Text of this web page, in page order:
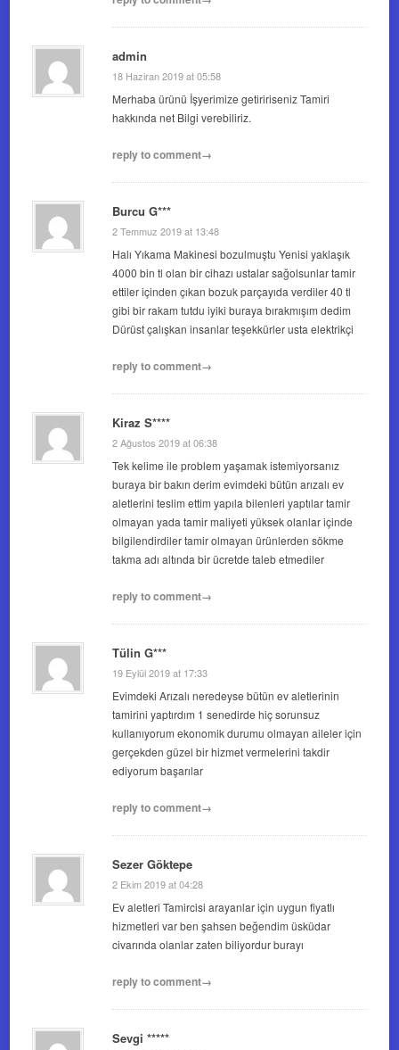
admin
18 Haziran 2019 at 05:58
Merhaba ürünü İşyerimize getiririseniz Tamiri
hakkında net Bilgi verebiliriz.
reply to comment→
Burcu G***
2 Temmuz 2019 at 13:48
Halı Yıkama Makinesi bozulmuştu Yenisi yaklaşık
4000 bin tl olan bir cihazı ustalar sağolsunlar tamir
ettiler içinden çıkan bozuk parçayıda verdiler 40 tl
gibi bir rakam tutdu iyiki buraya bırakmışım dedim
Dürüst çalışkan insanlar teşekkürler usta elektrikçi
reply to comment→
Kiraz S****
2 Ağustos 2019 at 06:38
Tek kelime ile problem yaşamak istemiyorsanız
buraya bir bakın derim evimdeki bütün arızalı ev
aletlerini teslim ettim yapıla bilenleri yaptılar tamir
olmayan yada tamir maliyeti yüksek olanlar içinde
bilgilendirdiler tamir olmayan ürünlerden sökme
takma adı altında bir ücretde taleb etmediler
reply to comment→
Tülin G***
19 Eylül 2019 at 17:33
Evimdeki Arızalı neredeyse bütün ev aletlerinin
tamirini yaptırdım 1 senedirde hiç sorunsuz
kullanıyorum ekonomik durumu olmayan aileler için
gerçekden güzel bir hizmet vermelerini takdir
ediyorum başarılar
reply to comment→
Sezer Göktepe
2 Ekim 2019 at 04:28
Ev aletleri Tamircisi arayanlar için uygun fiyatlı
hizmetleri var ben şahsen beğendim üsküdar
civarında olanlar zaten biliyordur burayı
reply to comment→
Sevgi *****